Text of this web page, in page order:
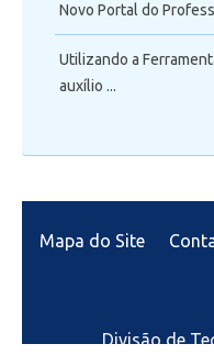
Novo Portal do
Utilizando a
auxílio ...
Mapa do Site
Divisão de